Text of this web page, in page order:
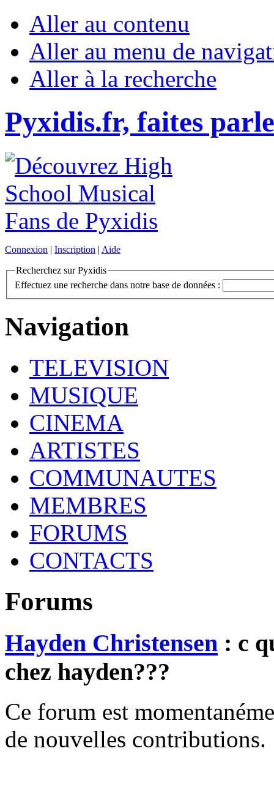
Aller au contenu
Aller au menu de
Aller à la recherche
Pyxidis.fr, faites
Connexion | Inscription | Aide
Recherchez sur Pyxidis
Effectuez une recherche dans notre base de données :
Navigation
TELEVISION
MUSIQUE
CINEMA
ARTISTES
COMMUNAUTES
MEMBRES
FORUMS
CONTACTS
Forums
Hayden Christensen : c
chez hayden???
Ce forum est
de nouvelles contributions.